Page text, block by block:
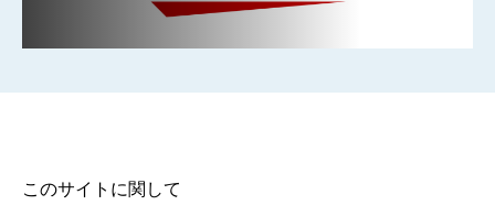
このサイトに関して